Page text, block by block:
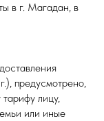
в г. Магадан, в
предусмотрено,
лицу,
или иные